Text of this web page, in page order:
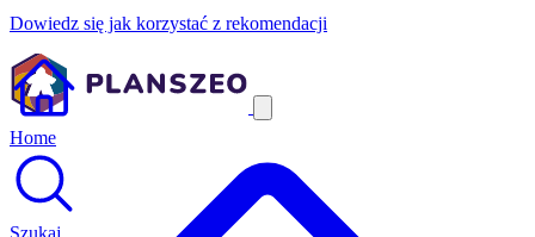
Dowiedz się jak korzystać z rekomendacji
Home
Szukaj